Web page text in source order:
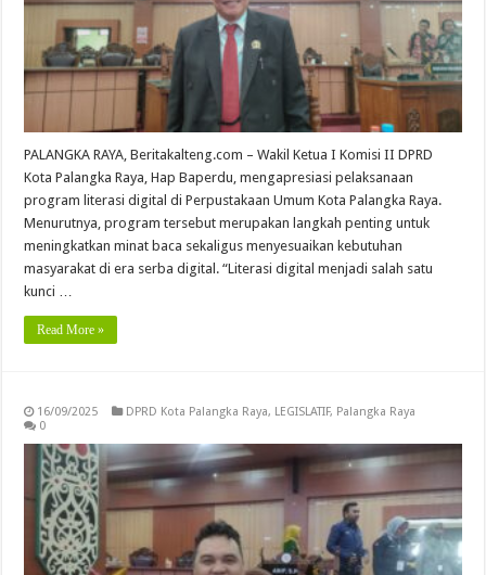
PALANGKA RAYA, Beritakalteng.com – Wakil Ketua I Komisi II DPRD
Kota Palangka Raya, Hap Baperdu, mengapresiasi pelaksanaan
program literasi digital di Perpustakaan Umum Kota Palangka Raya.
Menurutnya, program tersebut merupakan langkah penting untuk
meningkatkan minat baca sekaligus menyesuaikan kebutuhan
masyarakat di era serba digital. “Literasi digital menjadi salah satu
kunci …
Read More »
16/09/2025 DPRD Kota Palangka Raya, LEGISLATIF, Palangka Raya
0